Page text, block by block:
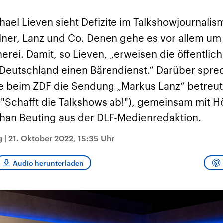
und
gehören die
Staaten zu
der Erde, mit
Einfluss auf das
Weltgeschehen.
palästinensischen
Terrororganisation
Hamas im Oktober 2023
auf Israel hat in der
Region wieder die
Gewalt entfacht. Israel
möchte die Hamas
zerstören. Diese wird wie
die Hisbollah im Libanon
vom Iran unterstützt.
Islamischen
1979 auch
Republik Iran – ist
von einem
Religionsführer
regierter Staat im
Osten. Eine
zu Israel und zu
ist fest in der
Staatsideologie
verankert.
Lieven sieht Defizite im
Lanz und Co. Denen gehe es vor allem um
Damit, so Lieven, „erweisen die
einen Bärendienst.“ Darüber
beim ZDF die Sendung „Markus Lanz“
die Talkshows ab!"), gemeinsam mit
Beuting aus der DLF-Medienredaktion.
| 21. Oktober 2022, 15:35 Uhr
Audio herunterladen